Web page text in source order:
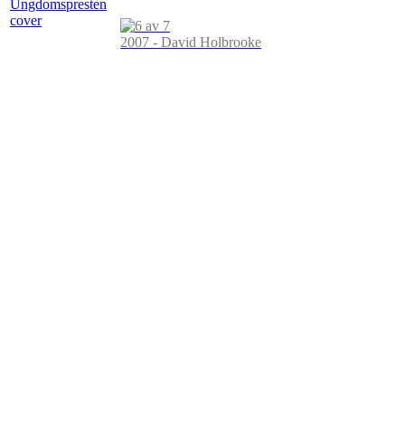
2007 - David Holbrooke